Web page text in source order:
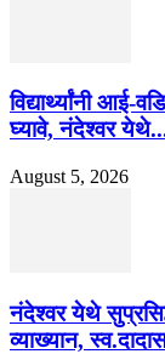
विद्यार्थ्यांनी आई-
घ्यावे, नंदेश्वर
August 5, 2026
नंदेश्वर येथे
व्याख्यान,